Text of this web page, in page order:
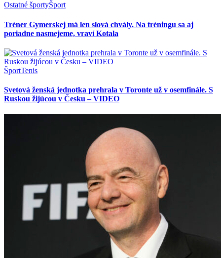
Ostatné športyŠport
Tréner Gymerskej má len slová chvály. Na tréningu sa aj
poriadne nasmejeme, vraví Kotala
ŠportTenis
Svetová ženská jednotka prehrala v Toronte už v osemfinále. S
Ruskou žijúcou v Česku – VIDEO